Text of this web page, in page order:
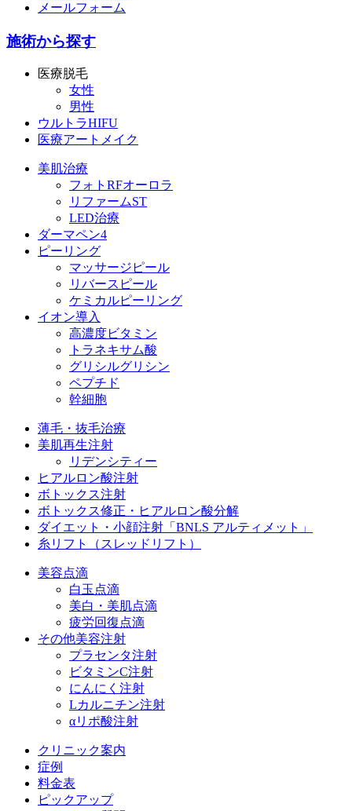
メールフォーム
施術から探す
医療脱毛
女性
男性
ウルトラHIFU
医療アートメイク
美肌治療
フォトRFオーロラ
リファームST
LED治療
ダーマペン4
ピーリング
マッサージピール
リバースピール
ケミカルピーリング
イオン導入
高濃度ビタミン
トラネキサム酸
グリシルグリシン
ペプチド
幹細胞
薄毛・抜毛治療
美肌再生注射
リデンシティー
ヒアルロン酸注射
ボトックス注射
ボトックス修正・ヒアルロン酸分解
ダイエット・小顔注射 「BNLS アルティメット」
糸リフト（スレッドリフト）
美容点滴
白玉点滴
美白・美肌点滴
疲労回復点滴
その他美容注射
プラセンタ注射
ビタミンC注射
にんにく注射
Lカルニチン注射
αリポ酸注射
クリニック案内
症例
料金表
ピックアップ